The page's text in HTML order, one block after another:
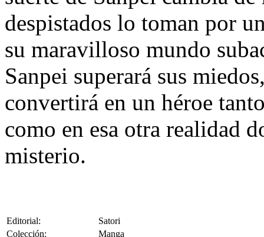
despistados lo toman por
su maravilloso mundo
Sanpei superará sus
convertirá en un héroe
como en esa otra realidad
misterio.
Editorial:
Satori
Colección:
Manga